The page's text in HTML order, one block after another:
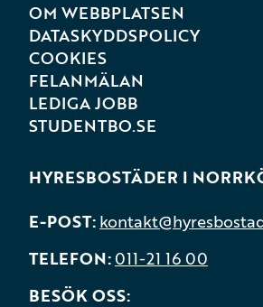
OM WEBBPLATSEN
DATASKYDDSPOLICY
COOKIES
FELANMÄLAN
LEDIGA JOBB
STUDENTBO.SE
HYRESBOSTÄDER I
E-POST
TELEFON 011-21 16 00
BESÖK OSS